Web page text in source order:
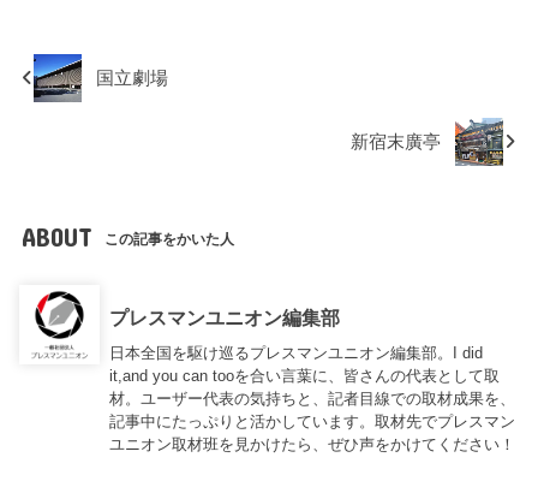
国立劇場
新宿末廣亭
ABOUT この記事をかいた人
プレスマンユニオン編集部
日本全国を駆け巡るプレスマンユニオン編集部。I did
it,and you can tooを合い言葉に、皆さんの代表として取
材。ユーザー代表の気持ちと、記者目線での取材成果を、
記事中にたっぷりと活かしています。取材先でプレスマン
ユニオン取材班を見かけたら、ぜひ声をかけてください！